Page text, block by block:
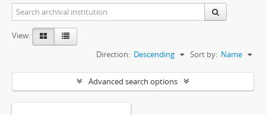
View:
Sort by: Name
Direction: Descending
Advanced search options